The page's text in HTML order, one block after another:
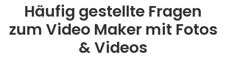
Häufig gestellte Fragen
zum Video Maker mit Fotos
& Videos